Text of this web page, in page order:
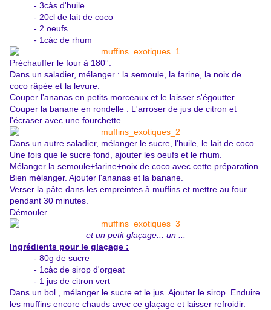
- 3càs d'huile
- 20cl de lait de coco
- 2 oeufs
- 1càc de rhum
Préchauffer le four à 180°.
Dans un saladier, mélanger : la semoule, la farine, la noix de
coco râpée et la levure.
Couper l'ananas en petits morceaux et le laisser s'égoutter.
Couper la banane en rondelle . L'arroser de jus de citron et
l'écraser avec une fourchette.
Dans un autre saladier, mélanger le sucre, l'huile, le lait de coco.
Une fois que le sucre fond, ajouter les oeufs et le rhum.
Mélanger la semoule+farine+noix de coco avec cette préparation.
Bien mélanger. Ajouter l'ananas et la banane.
Verser la pâte dans les empreintes à muffins et mettre au four
pendant 30 minutes.
Démouler.
et un petit glaçage... un ...
Ingrédients pour le glaçage :
- 80g de sucre
- 1càc de sirop d'orgeat
- 1 jus de citron vert
Dans un bol , mélanger le sucre et le jus. Ajouter le sirop. Enduire
les muffins encore chauds avec ce glaçage et laisser refroidir.